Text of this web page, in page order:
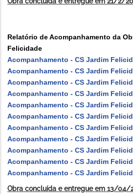
Relatório de Acompanhamento da
Felicidade
Acompanhamento - CS Jardim
Acompanhamento - CS Jardim
Acompanhamento - CS Jardim
Acompanhamento - CS Jardim
Acompanhamento - CS Jardim
Acompanhamento - CS Jardim
Acompanhamento - CS Jardim
Acompanhamento - CS Jardim
Acompanhamento - CS Jardim
Acompanhamento - CS Jardim
Acompanhamento - CS Jardim
Obra concluída e entregue em 13/04/